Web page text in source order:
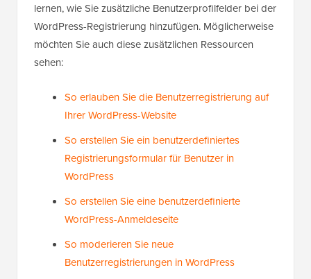
lernen, wie Sie zusätzliche Benutzerprofilfelder bei der
WordPress-Registrierung hinzufügen. Möglicherweise
möchten Sie auch diese zusätzlichen Ressourcen
sehen:
So erlauben Sie die Benutzerregistrierung auf
Ihrer WordPress-Website
So erstellen Sie ein benutzerdefiniertes
Registrierungsformular für Benutzer in
WordPress
So erstellen Sie eine benutzerdefinierte
WordPress-Anmeldeseite
So moderieren Sie neue
Benutzerregistrierungen in WordPress